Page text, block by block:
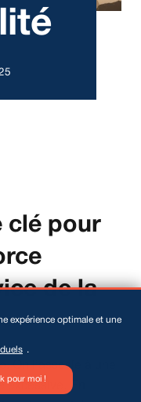
clé pour
de la
On l’associe à une
excessive. En
expérience optimale et une
.
pour moi !